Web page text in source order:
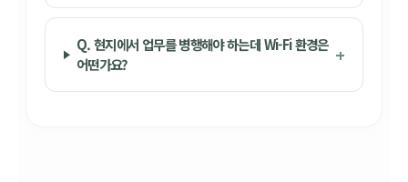
Q. 현지에서 업무를 병행해야 하는데 Wi-Fi 환경은
어떤가요?